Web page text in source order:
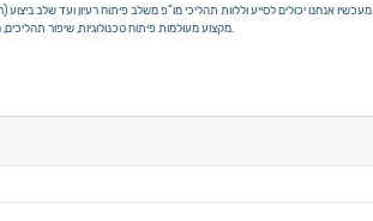
מעכשיו אנחנו יכולים לסייע וללוות תהליכי מו”פ משלב פיתוח רעיון ועד שלב
מקצוע מעולמות פיתוח טכנולוגיות, שיפור תהליכים, מהנדסי מכונות, תעשיה וניהול, ענפי מים וחקלאות וכל זה במימון התוכנית מכינת מו”פ.